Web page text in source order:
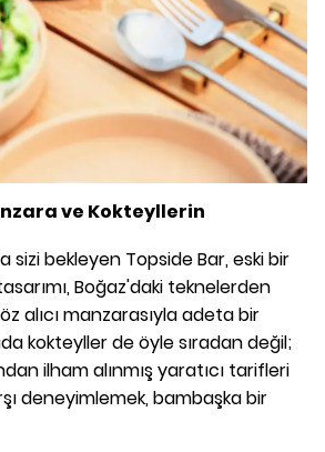
ve Kokteyllerin
sizi bekleyen Topside Bar, eski bir
Boğaz'daki teknelerden
alıcı manzarasıyla adeta bir
kokteyller de öyle sıradan değil;
ilham alınmış yaratıcı tarifleri
deneyimlemek, bambaşka bir